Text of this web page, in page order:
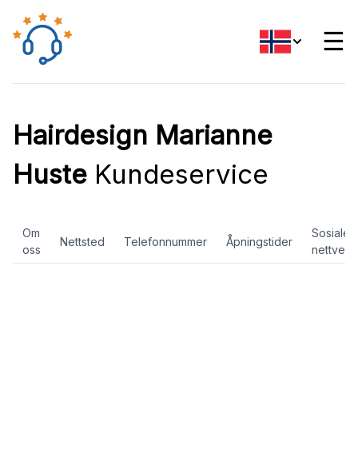
☰
Hairdesign Marianne
Huste Kundeservice
Om
oss
Nettsted Telefonnummer Åpningstider
Sosiale
nettverk